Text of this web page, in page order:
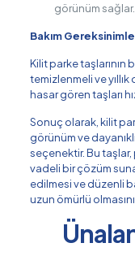
görünüm sağlar.
Bakım
Kilit parke taşlarının
temizlenmeli ve
hasar gören taşları
Sonuç olarak, kilit
görünüm ve
seçenektir. Bu
vadeli bir çözüm
edilmesi ve düzenli
uzun ömürlü